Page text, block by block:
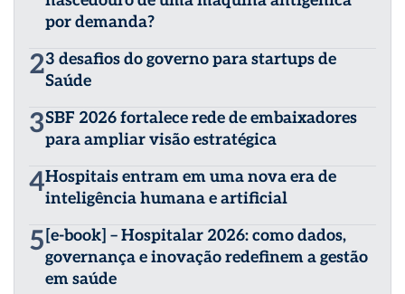
por demanda?
23 desafios do governo para startups de
Saúde
3SBF 2026 fortalece rede de embaixadores
para ampliar visão estratégica
4Hospitais entram em uma nova era de
inteligência humana e artificial
5 [e-book] – Hospitalar 2026: como dados,
governança e inovação redefinem a gestão
em saúde